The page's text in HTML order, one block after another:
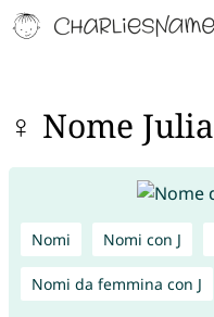
♀ Nome Julia
Nomi Nomi con J
Nomi da femmina con J